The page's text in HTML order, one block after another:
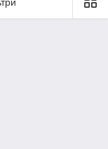
«Logistic